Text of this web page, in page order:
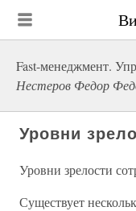
Fast-менеджмент.
Нестеров Федор
Уровни
Уровни зрелости
Существует